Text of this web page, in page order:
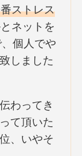
ストレス
ネットを
個人でや
しました
わってき
て頂いた
、いやそ